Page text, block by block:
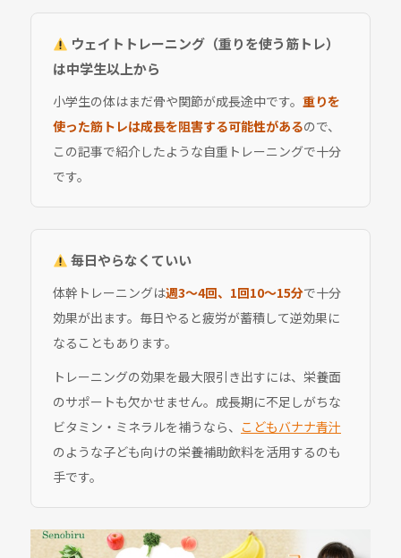
ウェイトトレーニング（重りを使う筋トレ）
は中学生以上から
小学生の体はまだ骨や関節が成長途中です。重りを
使った筋トレは成長を阻害する可能性があるので、
この記事で紹介したような自重トレーニングで十分
です。
毎日やらなくていい
体幹トレーニングは週3〜4回、1回10〜15分で十分
効果が出ます。毎日やると疲労が蓄積して逆効果に
なることもあります。
トレーニングの効果を最大限引き出すには、栄養面
のサポートも欠かせません。成長期に不足しがちな
ビタミン・ミネラルを補うなら、 こどもバナナ青汁
のような子ども向けの栄養補助飲料を活用するのも
手です。